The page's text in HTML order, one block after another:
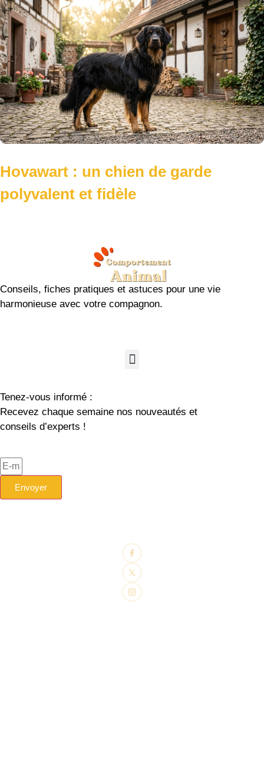
Hovawart : un chien de garde
polyvalent et fidèle
Conseils, fiches pratiques et astuces pour une vie
harmonieuse avec votre compagnon.
Tenez-vous informé :
Recevez chaque semaine nos nouveautés et
conseils d’experts !
Envoyer